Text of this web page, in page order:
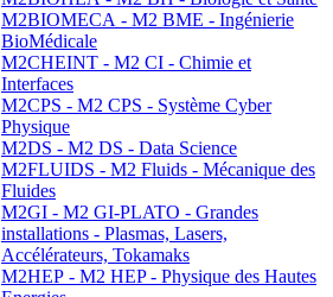
M2BIOMECA - M2 BME - Ingénierie
BioMédicale
M2CHEINT - M2 CI - Chimie et
Interfaces
M2CPS - M2 CPS - Système Cyber
Physique
M2DS - M2 DS - Data Science
M2FLUIDS - M2 Fluids - Mécanique des
Fluides
M2GI - M2 GI-PLATO - Grandes
installations - Plasmas, Lasers,
Accélérateurs, Tokamaks
M2HEP - M2 HEP - Physique des Hautes